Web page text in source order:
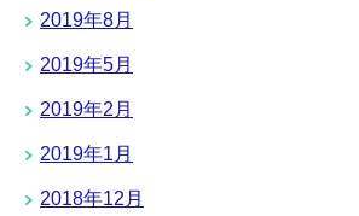
2019年8月
2019年5月
2019年2月
2019年1月
2018年12月